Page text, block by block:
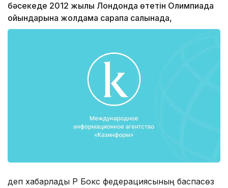
бәсекеде 2012 жылы Лондонда өтетін Олимпиада
ойындарына жолдама сарапқа салынада,
деп хабарлады ҚР Бокс федерациясының баспасөз